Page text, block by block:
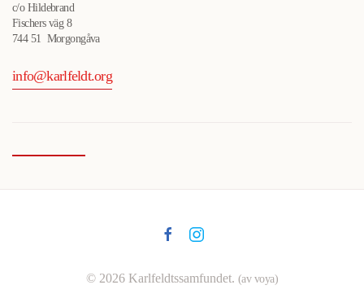
c/o Hildebrand
Fischers väg 8
744 51 Morgongåva
info@karlfeldt.org
© 2026 Karlfeldtssamfundet.(av voya)